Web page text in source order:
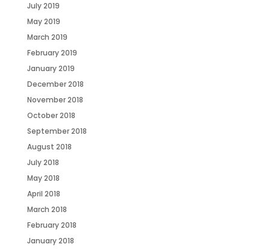
July 2019
May 2019
March 2019
February 2019
January 2019
December 2018
November 2018
October 2018
September 2018
August 2018
July 2018
May 2018
April 2018
March 2018
February 2018
January 2018